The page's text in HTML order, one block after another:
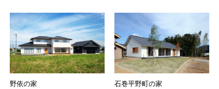
野依の家 石巻平野町の家